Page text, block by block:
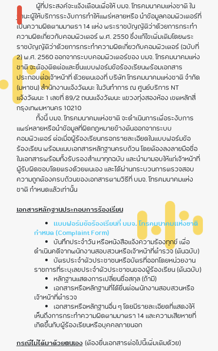
ผู้ที่ประสงค์จะแจ้งเตือนเพื่อให้ บมจ. โทรคมนาคมแห่งชาติ ใน
ฐานะผู้ให้บริการระงับการทำให้แพร่หลายหรือ นําข้อมูลคอมพิวเตอร์ที่
เป็นความผิดตามมาตรา 14 แห่ง พระราชบัญญัติว่าด้วยการกระทํา
ความผิดเกี่ยวกับคอมพิวเตอร์ พ.ศ. 2550 ซึ่งแก้ไขเพิ่มเติมโดยพระ
ราชบัญญัติว่าด้วยการกระทําความผิดเกี่ยวกับคอมพิวเตอร์ (ฉบับที่
2) พ.ศ. 2560 ออกจากระบบคอมพิวเตอร์ของ บมจ. โทรคมนาคมแห่ง
ชาติ จะต้องติดต่อและยื่นแบบฟอร์มข้อร้องเรียนพร้อมเอกสาร
ประกอบต่อเจ้าหน้าที่ ด้วยตนเองที่ บริษัท โทรคมนาคมแห่งชาติ จำกัด
(มหาชน) สํานักงานแจ้งวัฒนะ ในวันทำการ ณ ศูนย์บริการ NT
แจ้งวัฒนะ 1 เลขที่ 89/2 ถนนแจ้งวัฒนะ แขวงทุ่งสองห้อง เขตหลักสี่
กรุงเทพมหานคร 10210
ทั้งนี้ บมจ. โทรคมนาคมแห่งชาติ จะดําเนินการเพื่อระงับการ
แพร่หลายหรือนําข้อมูลที่ผิดกฎหมายข้างต้นออกจากระบบ
คอมพิวเตอร์ ต่อเมื่อผู้ร้องเรียนกรอกรายละเอียดในแบบฟอร์มข้อ
ร้องเรียน พร้อมแนบเอกสารหลักฐานครบถ้วน โดยต้องลงลายมือชื่อ
ในเอกสารพร้อมทั้งรับรองสําเนาทุกฉบับ และนํามามอบให้แก่เจ้าหน้าที่
ผู้รับผิดชอบโดยตรงด้วยตนเอง และได้ผ่านกระบวนการตรวจสอบ
ความถูกต้องครบถ้วนของเอกสารตามวิธีที่ บมจ. โทรคมนาคมแห่ง
ชาติ กำหนดแล้วเท่านั้น
เอกสารหลักฐานประกอบการร้องเรียน
แบบฟอร์มข้อร้องเรียนที่ บมจ. โทรคมนาคมแห่งชาติ
กําหนด (Complaint Form)
บันทึกประจําวัน หรือหนังสือแจ้งความร้องทุกข์ เพื่อ
ดำเนินคดีจากพนักงานสอบสวนหรือเจ้าหน้าที่ตํารวจ (ต้นฉบับ)
บัตรประจําตัวประชาชนหรือบัตรที่ออกโดยหน่วยงาน
ราชการที่ระบุเลขประจําตัวประชาชนของผู้ร้องเรียน (ต้นฉบับ)
หลักฐานแสดงการเปลี่ยนชื่อสกุล (ถ้ามี)
เอกสารหรือหลักฐานที่ได้ยื่นต่อพนักงานสอบสวนหรือ
เจ้าหน้าที่ตํารวจ
เอกสารหรือหลักฐานอื่น ๆ โดยมีรายละเอียดที่แสดงให้
เห็นถึงการกระทําความผิดตามมาตรา 14 และความเสียหายที่
เกิดขึ้นกับผู้ร้องเรียนหรือบุคคลภายนอก
กรณีไม่ได้มาด้วยตนเอง (ต้องยื่นเอกสารต่อไปนี้เพิ่มเติมด้วย)